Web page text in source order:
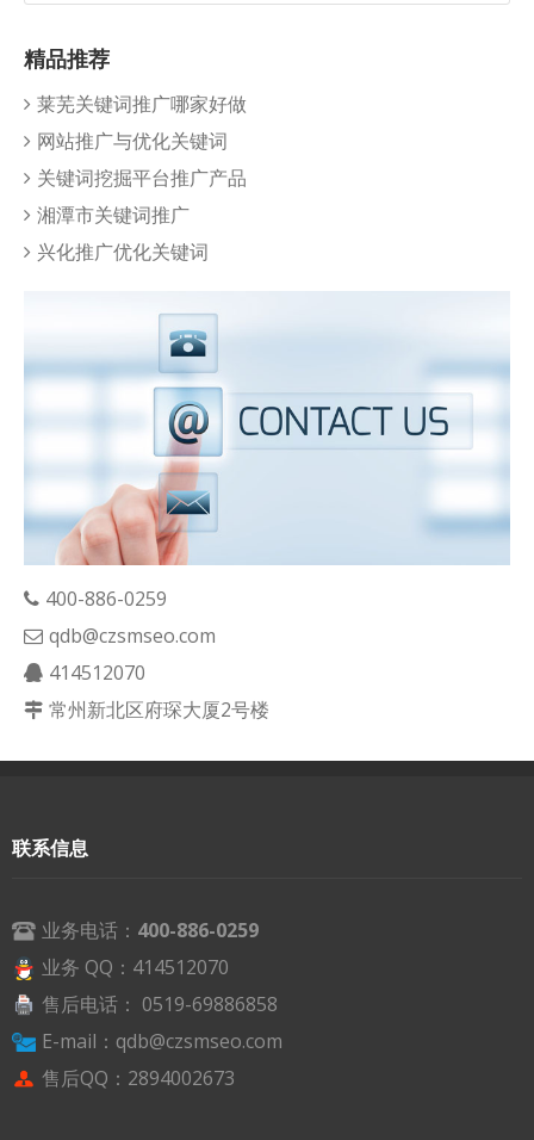
精品推荐
莱芜关键词推广哪家好做
网站推广与优化关键词
关键词挖掘平台推广产品
湘潭市关键词推广
兴化推广优化关键词
400-886-0259
qdb@czsmseo.com
414512070
常州新北区府琛大厦2号楼
联系信息
业务电话： 400-886-0259
业务 QQ：414512070
售后电话： 0519-69886858
E-mail：qdb@czsmseo.com
售后QQ：2894002673